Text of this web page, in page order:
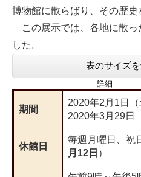
博物館に散らばり、その歴史
この展示では、各地に散っ
した。
表のサイズ
詳細
期間
2020年2月1日（
2020年3月29日
休館日
毎週月曜日、祝
月12日 ）